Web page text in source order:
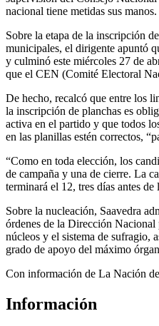
nacional tiene metidas sus manos.
Sobre la etapa de la inscripción
municipales, el dirigente apuntó
y culminó este miércoles 27 de
que el CEN (Comité Electoral
De hecho, recalcó que entre los
la inscripción de planchas es
activa en el partido y que todos
en las planillas estén correctos,
“Como en toda elección, los
de campaña y una de cierre. La
terminará el 12, tres días antes
Sobre la nucleación, Saavedra
órdenes de la Dirección
núcleos y el sistema de sufragio,
grado de apoyo del máximo
Con información de La Nación
Información